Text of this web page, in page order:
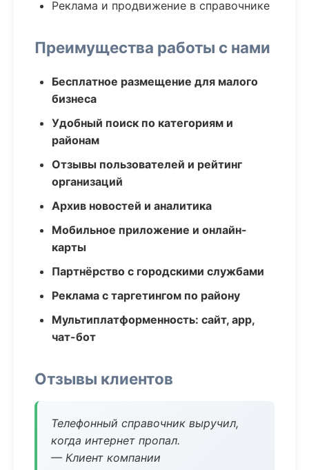
Реклама и продвижение в справочнике
Преимущества работы с нами
Бесплатное размещение для малого
бизнеса
Удобный поиск по категориям и
районам
Отзывы пользователей и рейтинг
организаций
Архив новостей и аналитика
Мобильное приложение и онлайн-
карты
Партнёрство с городскими службами
Реклама с таргетингом по району
Мультиплатформенность: сайт, app,
чат-бот
Отзывы клиентов
Телефонный справочник выручил,
когда интернет пропал.
— Клиент компании